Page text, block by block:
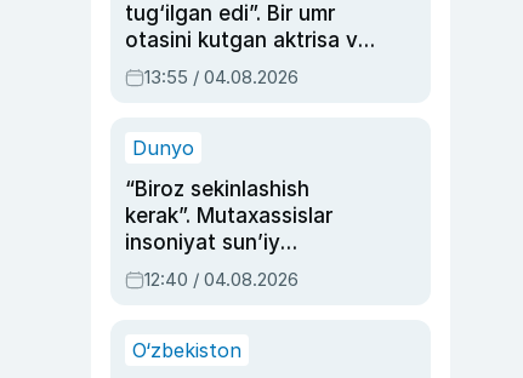
tug‘ilgan edi”. Bir umr
otasini kutgan aktrisa va
dublyaj ustasi Rimma
Ahmedovaning
13:55 / 04.08.2026
Dunyo
“Biroz sekinlashish
kerak”. Mutaxassislar
insoniyat sun’iy
intellektni boshqara
olmay qolishidan xavotir
12:40 / 04.08.2026
O‘zbekiston